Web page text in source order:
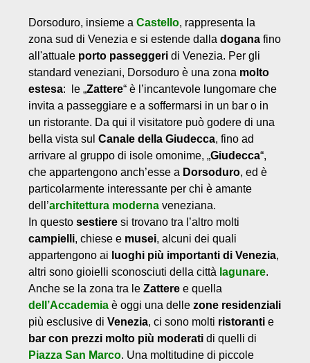
Dorsoduro, insieme a Castello, rappresenta la
zona sud di Venezia e si estende dalla dogana fino
all'attuale porto passeggeri di Venezia. Per gli
standard veneziani, Dorsoduro è una zona molto
estesa: le „Zattere“ è l’incantevole lungomare che
invita a passeggiare e a soffermarsi in un bar o in
un ristorante. Da qui il visitatore può godere di una
bella vista sul Canale della Giudecca, fino ad
arrivare al gruppo di isole omonime, „Giudecca“,
che appartengono anch’esse a Dorsoduro, ed è
particolarmente interessante per chi è amante
dell’architettura moderna veneziana.
In questo sestiere si trovano tra l’altro molti
campielli, chiese e musei, alcuni dei quali
appartengono ai luoghi più importanti di Venezia,
altri sono gioielli sconosciuti della città lagunare.
Anche se la zona tra le Zattere e quella
dell’Accademia è oggi una delle zone residenziali
più esclusive di Venezia, ci sono molti ristoranti e
bar con prezzi molto più moderati di quelli di
Piazza San Marco. Una moltitudine di piccole